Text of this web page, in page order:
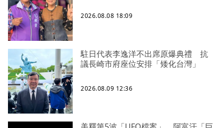
2026.08.08 18:09
駐日代表李逸洋不出席原爆典禮 抗
議長崎市府座位安排「矮化台灣」
2026.08.09 12:36